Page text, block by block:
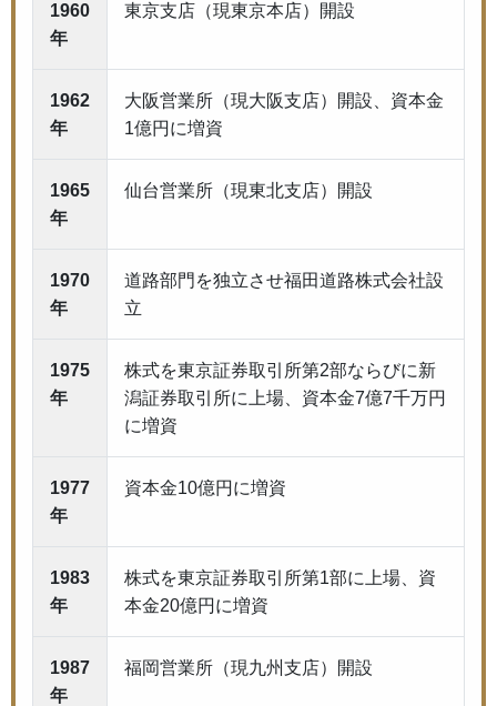
1960
年
東京支店（現東京本店）開設
1962
年
大阪営業所（現大阪支店）開設、資本金
1億円に増資
1965
年
仙台営業所（現東北支店）開設
1970
年
道路部門を独立させ福田道路株式会社設
立
1975
年
株式を東京証券取引所第2部ならびに新
潟証券取引所に上場、資本金7億7千万円
に増資
1977
年
資本金10億円に増資
1983
年
株式を東京証券取引所第1部に上場、資
本金20億円に増資
1987
年
福岡営業所（現九州支店）開設